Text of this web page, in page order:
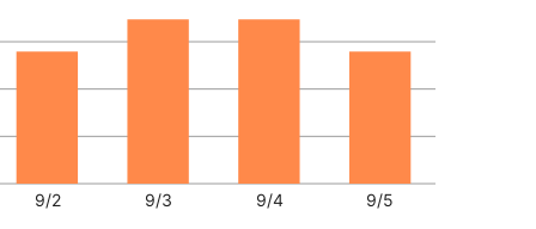
9/2 9/3 9/4 9/5